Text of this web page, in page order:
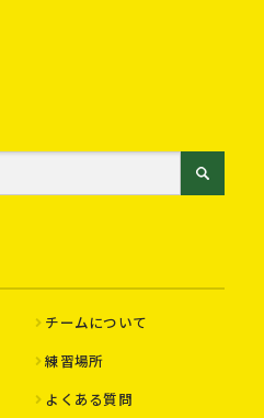
チームについて
練習場所
よくある質問